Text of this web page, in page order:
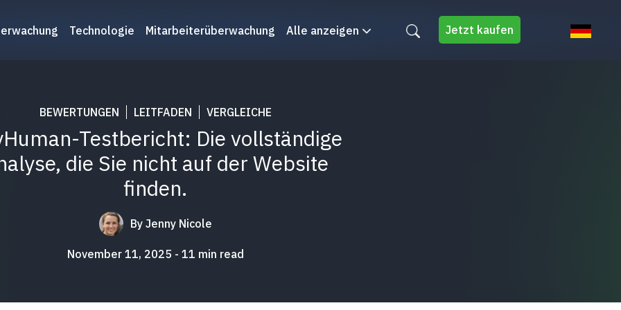
Technologie Mitarbeiterüberwachung Alle anzeigen Jetzt kaufen
BEWERTUNGEN LEITFADEN VERGLEICHE
Testbericht: Die vollständige
die Sie nicht auf der Website
finden.
By Jenny Nicole
November 11, 2025 11 min read